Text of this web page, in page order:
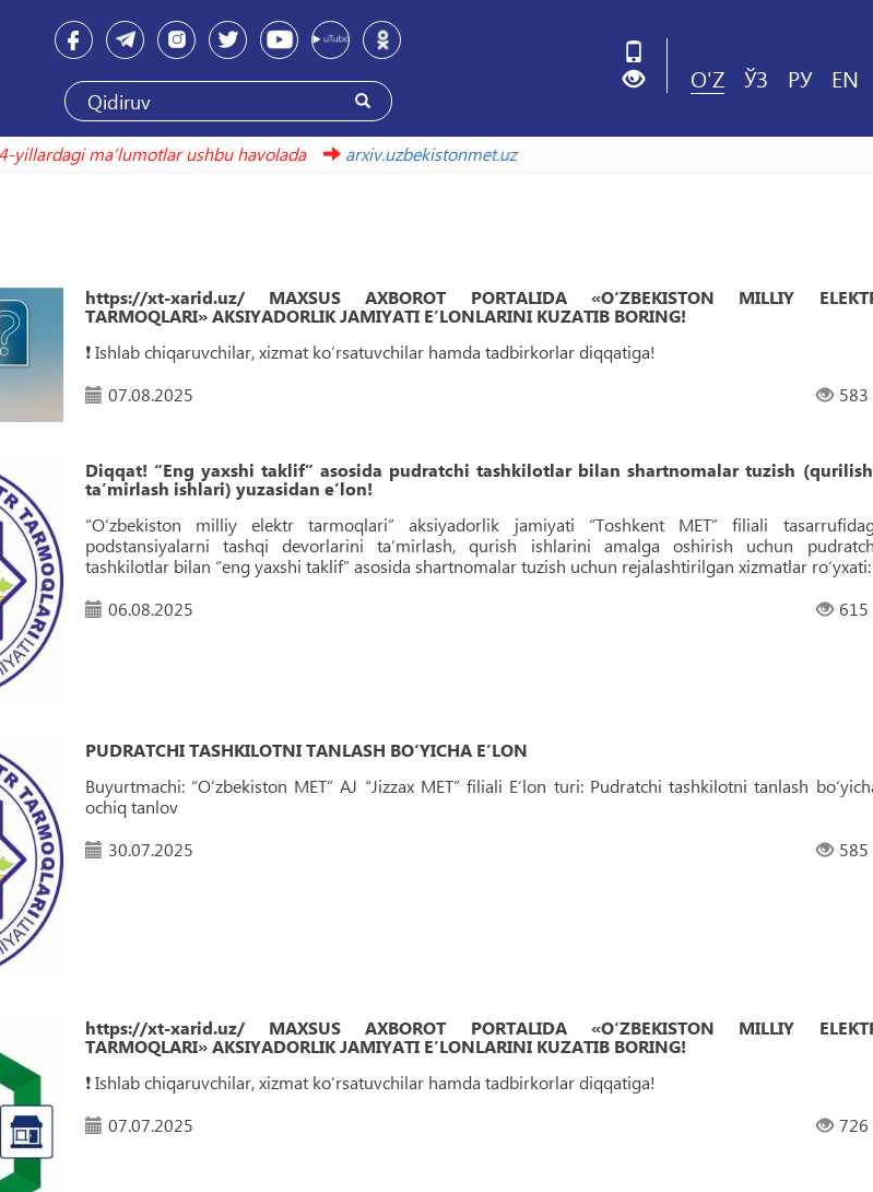
O'Z ЎЗ РУ EN
2019–2024-yillardagi maʼlumotlar ushbu havolada
arxiv.uzbekistonmet.uz
https://xt-xarid.uz/ MAXSUS AXBOROT PORTALIDA «O‘ZBEKISTON MILLIY
TARMOQLARI» AKSIYADORLIK JAMIYATI EʼLONLARINI KUZATIB BORING!
❗️ Ishlab chiqaruvchilar, xizmat ko‘rsatuvchilar hamda tadbirkorlar diqqatiga!
07.08.2025
583
Diqqat! “Eng yaxshi taklif” asosida pudratchi tashkilotlar bilan shartnomalar tuzish
taʼmirlash ishlari) yuzasidan eʼlon!
“O‘zbekiston milliy elektr tarmoqlari” aksiyadorlik jamiyati “Toshkent MET” filiali
podstansiyalarni tashqi devorlarini taʼmirlash, qurish ishlarini amalga oshirish uchun
tashkilotlar bilan “eng yaxshi taklif” asosida shartnomalar tuzish uchun rejalashtirilgan xizmatlar ro‘yxati:
06.08.2025
615
PUDRATCHI TASHKILOTNI TANLASH BO‘YICHA EʼLON
Buyurtmachi: “O‘zbekiston MET” AJ “Jizzax MET” filiali Eʼlon turi: Pudratchi tashkilotni tanlash
ochiq tanlov
30.07.2025
585
https://xt-xarid.uz/ MAXSUS AXBOROT PORTALIDA «O‘ZBEKISTON MILLIY
TARMOQLARI» AKSIYADORLIK JAMIYATI EʼLONLARINI KUZATIB BORING!
❗️ Ishlab chiqaruvchilar, xizmat ko‘rsatuvchilar hamda tadbirkorlar diqqatiga!
07.07.2025
726